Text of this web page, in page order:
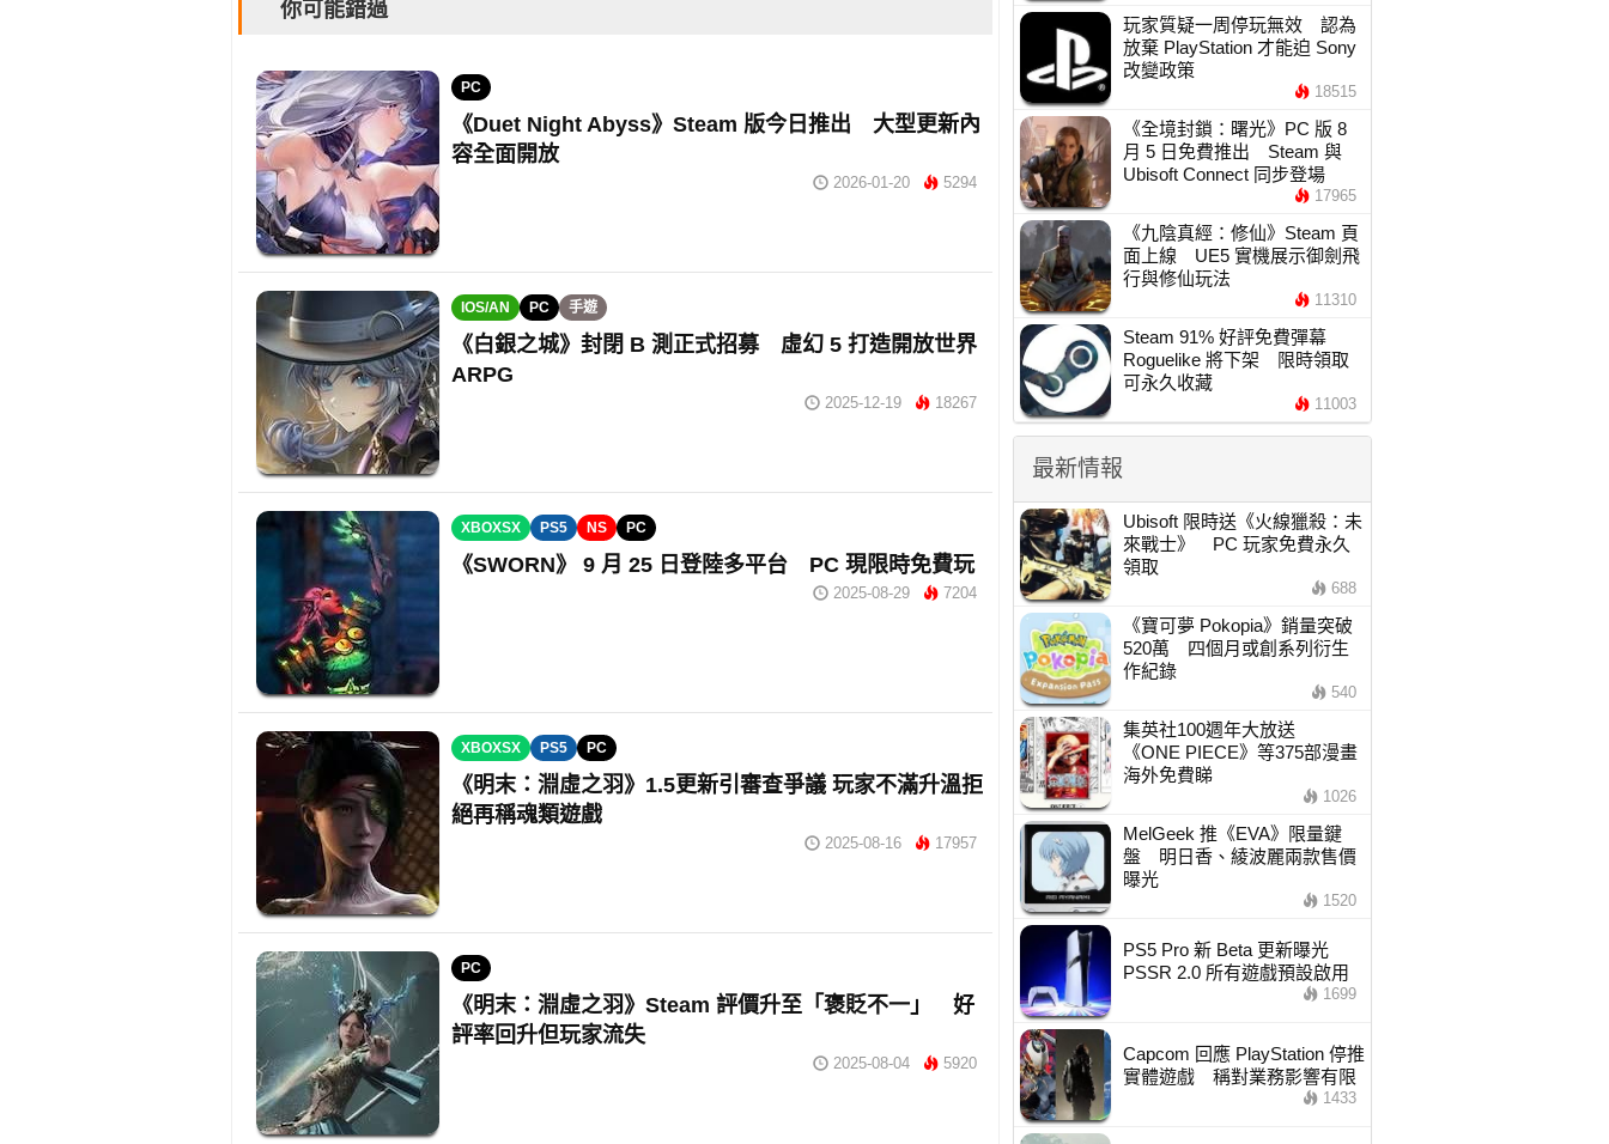
你可能錯過
PC
《Duet Night Abyss》Steam 版今日推出 大型更新內
容全面開放
2026-01-20 5294
IOS/AN PC 手遊
《白銀之城》封閉 B 測正式招募 虛幻 5 打造開放世界
ARPG
2025-12-19 18267
XBOXSX PS5 NS PC
《SWORN》 9 月 25 日登陸多平台 PC 現限時免費玩
2025-08-29 7204
XBOXSX PS5 PC
《明末：淵虛之羽》1.5更新引審查爭議 玩家不滿升溫拒
絕再稱魂類遊戲
2025-08-16 17957
PC
《明末：淵虛之羽》Steam 評價升至「褒貶不一」 好
評率回升但玩家流失
2025-08-04 5920
玩家質疑一周停玩無效 認為
放棄 PlayStation 才能迫 Sony
改變政策
18515
《全境封鎖：曙光》PC 版 8
月 5 日免費推出 Steam 與
Ubisoft Connect 同步登場
17965
《九陰真經：修仙》Steam 頁
面上線 UE5 實機展示御劍飛
行與修仙玩法
11310
Steam 91% 好評免費彈幕
Roguelike 將下架 限時領取
可永久收藏
11003
最新情報
Ubisoft 限時送《火線獵殺：未
來戰士》 PC 玩家免費永久
領取
688
《寶可夢 Pokopia》銷量突破
520萬 四個月或創系列衍生
作紀錄
540
集英社100週年大放送
《ONE PIECE》等375部漫畫
海外免費睇
1026
MelGeek 推《EVA》限量鍵
盤 明日香、綾波麗兩款售價
曝光
1520
PS5 Pro 新 Beta 更新曝光
PSSR 2.0 所有遊戲預設啟用
1699
Capcom 回應 PlayStation 停推
實體遊戲 稱對業務影響有限
1433